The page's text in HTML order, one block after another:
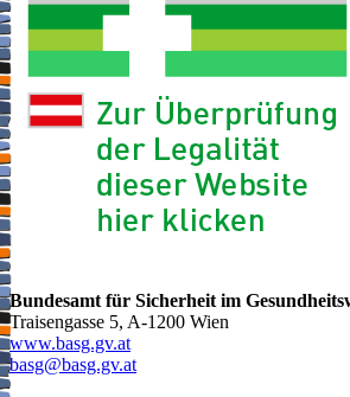
Bundesamt für Sicherheit im
Traisengasse 5, A-1200 Wien
www.basg.gv.at
ta.vg.gsab@gsab